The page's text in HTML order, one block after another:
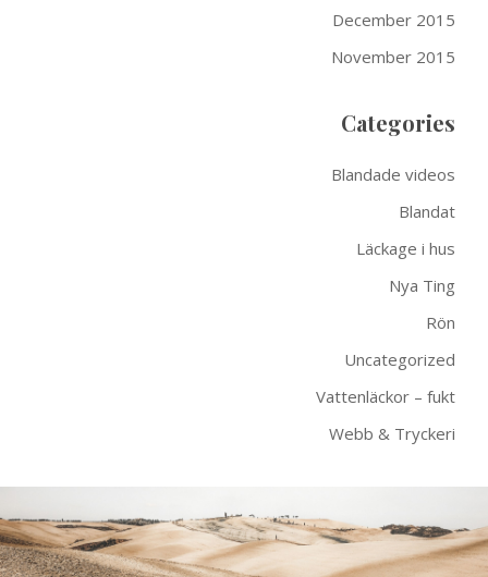
December 2015
November 2015
Categories
Blandade videos
Blandat
Läckage i hus
Nya Ting
Rön
Uncategorized
Vattenläckor – fukt
Webb & Tryckeri